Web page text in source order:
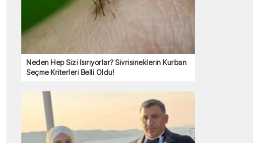
Neden Hep Sizi Isırıyorlar? Sivrisineklerin Kurban
Seçme Kriterleri Belli Oldu!